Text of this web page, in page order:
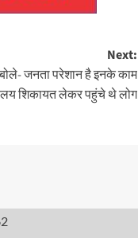
Next:
जनता परेशान है इनके काम
शिकायत लेकर पहुंचे थे लोग